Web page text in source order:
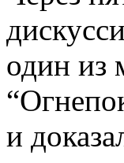
один из
и